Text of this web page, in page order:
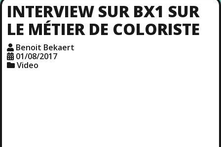
INTERVIEW SUR BX1 SUR
LE MÉTIER DE COLORISTE
Benoit Bekaert
01/08/2017
Video